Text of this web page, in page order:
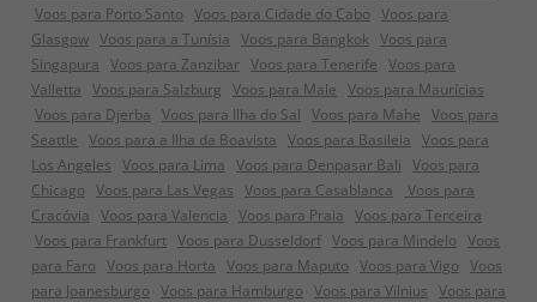
Voos para Porto Santo Voos para Cidade do Cabo Voos para
Glasgow Voos para a Tunísia Voos para Bangkok Voos para
Singapura Voos para Zanzibar Voos para Tenerife Voos para
Valletta Voos para Salzburg Voos para Male Voos para Maurícias
Voos para Djerba Voos para Ilha do Sal Voos para Mahe Voos para
Seattle Voos para a Ilha da Boavista Voos para Basileia Voos para
Los Angeles Voos para Lima Voos para Denpasar Bali Voos para
Chicago Voos para Las Vegas Voos para Casablanca
Voos para
Cracóvia Voos para Valencia Voos para Praia Voos para Terceira
Voos para Frankfurt Voos para Dusseldorf Voos para Mindelo Voos
para Faro Voos para Horta Voos para Maputo Voos para Vigo Voos
para Joanesburgo Voos para Hamburgo Voos para Vilnius Voos para